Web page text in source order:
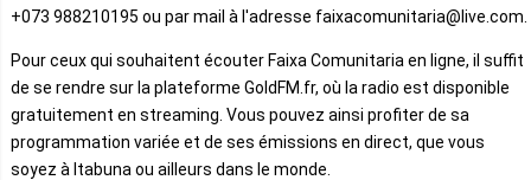
+073 988210195 ou par mail à l'adresse faixacomunitaria@live.com.
Pour ceux qui souhaitent écouter Faixa Comunitaria en ligne, il suffit
de se rendre sur la plateforme GoldFM.fr, où la radio est disponible
gratuitement en streaming. Vous pouvez ainsi profiter de sa
programmation variée et de ses émissions en direct, que vous
soyez à Itabuna ou ailleurs dans le monde.